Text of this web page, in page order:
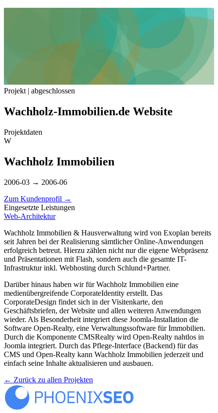
Projekt | abgeschlossen
Wachholz-Immobilien.de Website
Projektdaten
W
Wachholz Immobilien
2006-03 → 2006-06
Zum Kundenprofil →
Eingesetzte Leistungen
Web-Architektur
Wachholz Immobilien & Hausverwaltung wird von Exoplan bereits
seit Jahren bei der Realisierung sämtlicher Online-Anwendungen
erfolgreich betreut. Hierzu zählen nicht nur die eigene Webpräsenz
und Präsentationen mit Flash, sondern auch die gesamte IT-
Infrastruktur inkl. Webhosting durch Schlund+Partner.
Darüber hinaus haben wir für Wachholz Immobilien eine
medienübergreifende CorporateIdentity erstellt. Das
CorporateDesign findet sich in der Visitenkarte, den
Geschäftsbriefen, der Website und allen weiteren Anwendungen
wieder. Als Besonderheit integriert diese Joomla-Installation die
Software Open-Realty, eine Verwaltungssoftware für Immobilien.
Durch die Komponente CMSRealty wird Open-Realty nahtlos in
Joomla integriert. Durch das Pflege-Interface (Backend) für das
CMS und Open-Realty kann Wachholz Immobilien jederzeit und
einfach seine Inhalte aktualisieren und ausbauen.
← Zurück zu allen Projekten